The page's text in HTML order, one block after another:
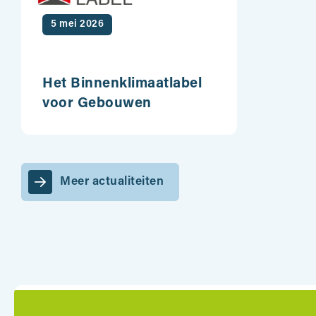
5 mei 2026
Het Binnenklimaatlabel
voor Gebouwen
Meer actualiteiten